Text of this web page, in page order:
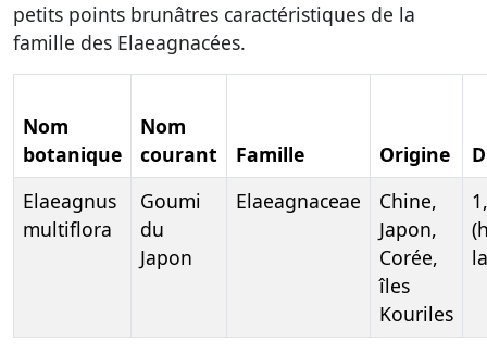
petits points brunâtres caractéristiques de la
famille des Elaeagnacées.
Nom
botanique
Nom
courant
Famille Origine
Elaeagnus
multiflora
Goumi
du
Japon
Elaeagnaceae
Chine,
Japon,
Corée,
îles
Kouriles